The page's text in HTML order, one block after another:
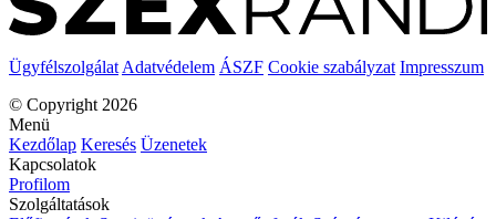
Ügyfélszolgálat Adatvédelem ÁSZF Cookie szabályzat Impresszum
© Copyright 2026
Menü
Kezdőlap Keresés Üzenetek
Kapcsolatok
Profilom
Szolgáltatások